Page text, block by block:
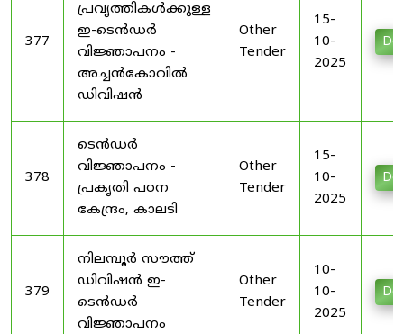
377
പ്രവൃത്തികൾക്കുള്ള
ഇ-ടെൻഡർ
വിജ്ഞാപനം -
അച്ചൻകോവിൽ
ഡിവിഷൻ
Other
Tender
15-
10-
2025
378
ടെൻഡർ
വിജ്ഞാപനം -
പ്രകൃതി പഠന
കേന്ദ്രം, കാലടി
Other
Tender
15-
10-
2025
379
നിലമ്പൂർ സൗത്ത്
ഡിവിഷൻ ഇ-
ടെൻഡർ
വിജ്ഞാപനം
Other
Tender
10-
10-
2025